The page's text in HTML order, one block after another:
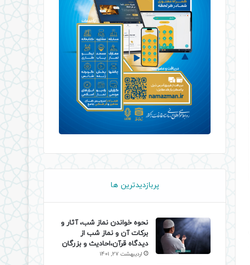
پربازدیدترین ها
نحوه خواندن نماز شب، آثار و
برکات آن و نماز شب از
دیدگاه قرآن،احادیث و بزرگان
اردیبهشت 27, 1401